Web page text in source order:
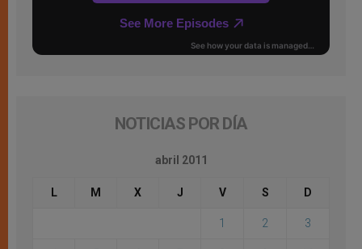
NOTICIAS POR DÍA
abril 2011
L M X J V S D
1 2 3